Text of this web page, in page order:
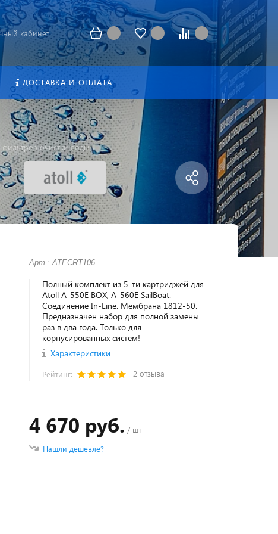
кабинет
ДОСТАВКА И ОПЛАТА
очистки воды
Арт.: ATECRT106
Полный комплект из 5-ти картриджей для
Atoll А-550Е BOX, A-560E SailBoat.
Соединение In-Line. Мембрана 1812-50.
Предназначен набор для полной замены
раз в два года. Только для
корпусированных систем!
Характеристики
Рейтинг: 2 отзыва
4 670 руб. / шт
Нашли дешевле?